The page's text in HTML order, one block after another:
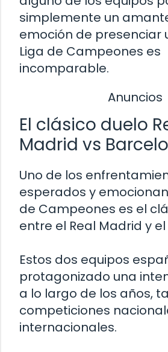
simplemente un
emoción de presenciar
Liga de Campeones es
incomparable.
Anuncios
El clásico duelo
Madrid vs
Uno de los
esperados y
de Campeones es el
entre el Real Madrid y
Estos dos equipos
protagonizado una
a lo largo de los años,
competiciones
internacionales.